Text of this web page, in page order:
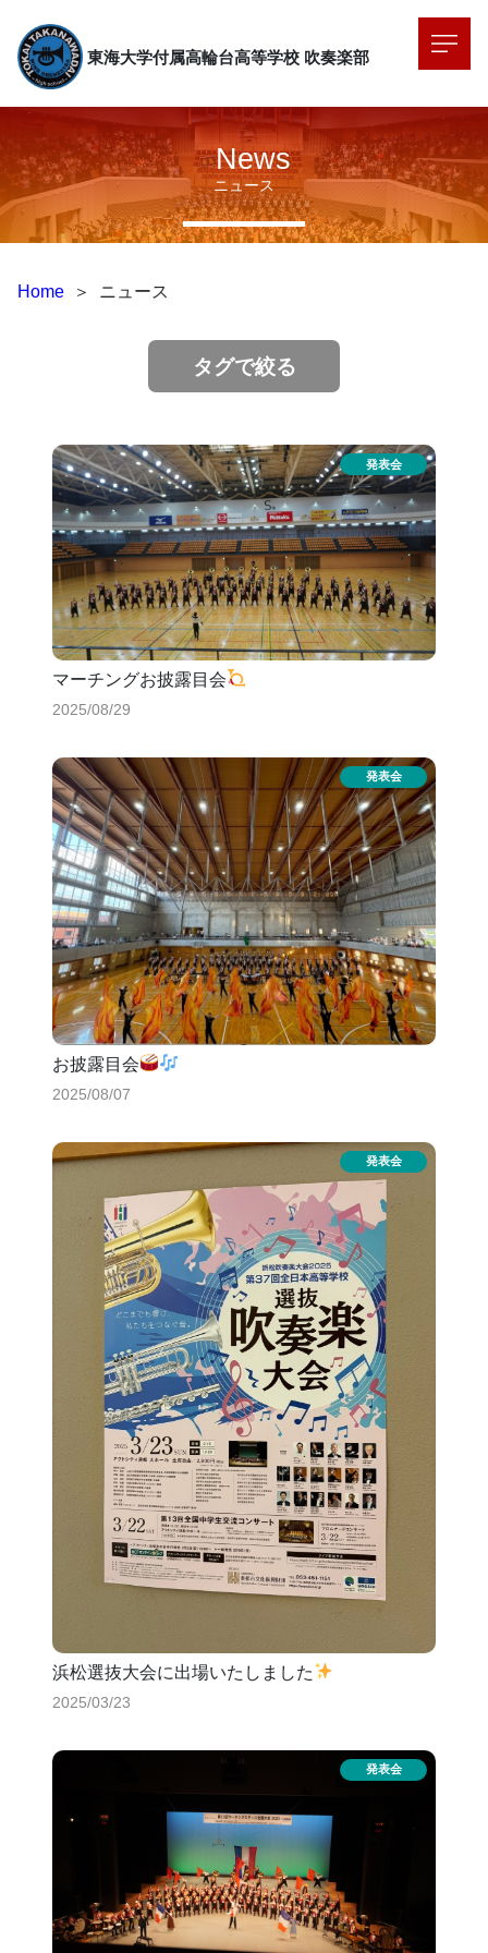
東海大学付属高輪台高等学校 吹奏楽部
ニュース
News
Home ＞ ニュース
タグで絞る
マーチングお披露目会
2025/08/29
お披露目会
2025/08/07
浜松選抜大会に出場いたしました
2025/03/23